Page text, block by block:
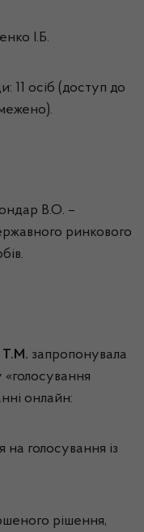
І.Б.
11 осіб (доступ до
В.О. –
ринкового
Т.М. запропонувала
онлайн:
на голосування із
рішення,